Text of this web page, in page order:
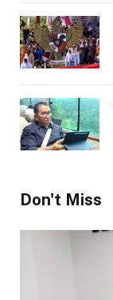
Don't Miss